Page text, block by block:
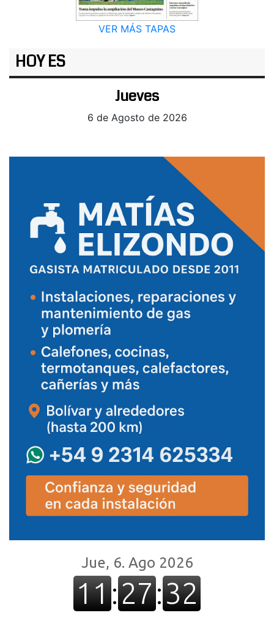
VER MÁS TAPAS
HOY ES
Jueves
6 de Agosto de 2026